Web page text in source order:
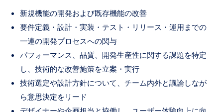
新規機能の開発および既存機能の改善
要件定義・設計・実装・テスト・リリース・運用までの
一連の開発プロセスへの関与
パフォーマンス、品質、開発生産性に関する課題を特定
し、技術的な改善施策を立案・実行
技術選定や設計方針について、チーム内外と議論しなが
ら意思決定をリード